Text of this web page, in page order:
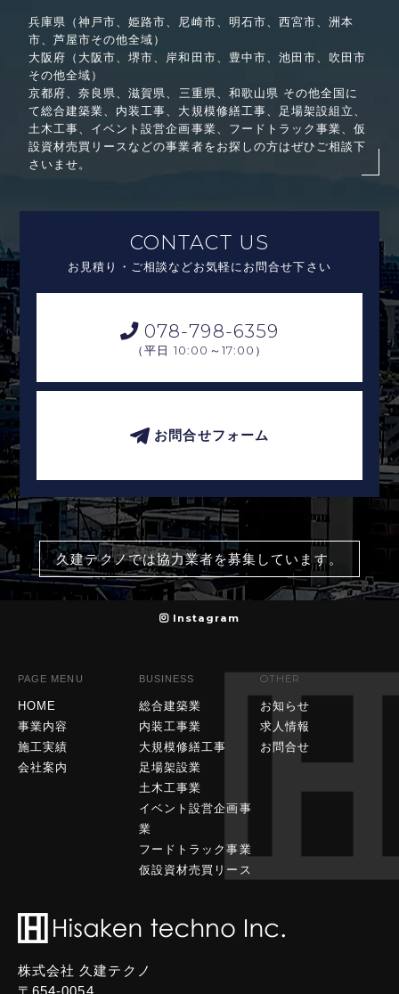
兵庫県
（神戸市、姫路市、尼崎市、明石市、西宮市、洲本
市、芦屋市その他全域）
大阪府 （大阪市、堺市、岸和田市、豊中市、池田市、吹田市
その他全域）
京都府
奈良県 、滋賀県 三重県 和歌山県 その他全国に
て総合建築業、内装工事、大規模修繕工事、足場架設組立、
土木工事、イベント設営企画事業、フードトラック事業、仮
設資材売買リースなどの事業者をお探しの方はぜひご相談下
さいませ。
CONTACT US
お見積り・ご相談などお気軽にお問合せ下さい
078-798-6359
（平日10:00～17:00 ）
お問合せフォーム
久建テクノでは協力業者を募集しています。
Instagram
PAGE MENU
HOME
事業内容
施工実績
会社案内
BUSINESS
総合建築業
内装工事業
大規模修繕工事
足場架設業
土木工事業
イベント設営企画事
業
フードトラック事業
仮設資材売買リース
OTHER
お知らせ
求人情報
お問合せ
株式会社 久建テクノ
〒654-0054